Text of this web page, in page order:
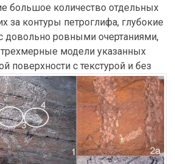
большое количество отдельных
за контуры петроглифа, глубокие
довольно ровными очертаниями,
модели указанных
поверхности с текстурой и без